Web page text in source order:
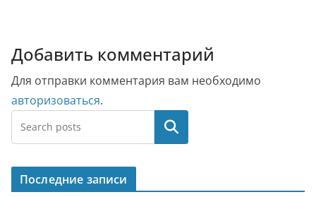
Добавить комментарий
Для отправки комментария вам необходимо
авторизоваться.
Поиск
Последние записи